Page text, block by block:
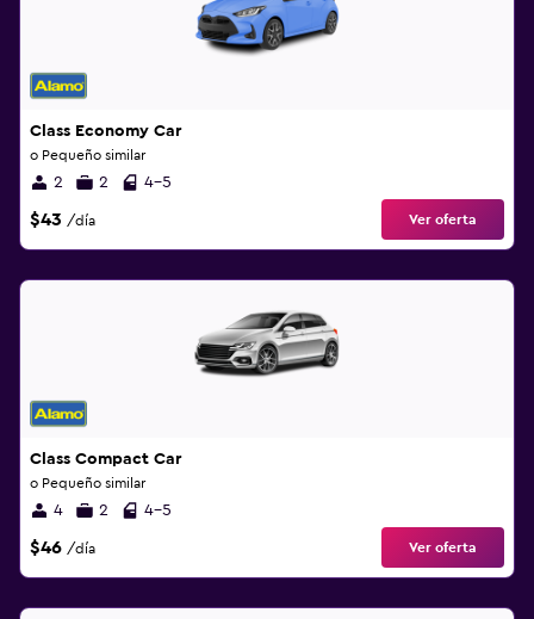
Class Economy Car
o Pequeño similar
2 2 4-5
$43 /día Ver oferta
Class Compact Car
o Pequeño similar
4 2 4-5
$46 /día Ver oferta